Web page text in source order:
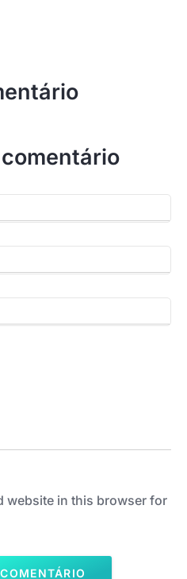
website in this browser for